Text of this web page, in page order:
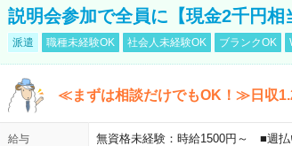
説明会参加で全員に【現金2千円
派遣 職種未経験OK 社会人未経験OK ブランクOK
≪まずは相談だけでもOK！≫日収
給与 無資格未経験：時給1500円～ ■週